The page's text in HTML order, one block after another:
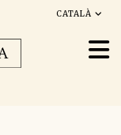
CATALÀ